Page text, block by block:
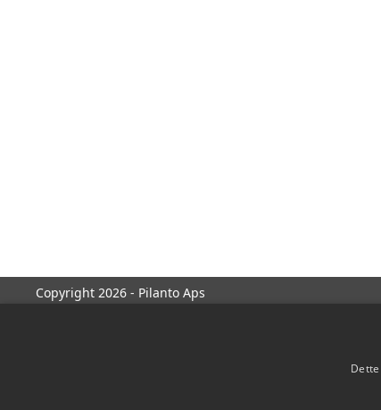
Copyright 2026 - Pilanto Aps